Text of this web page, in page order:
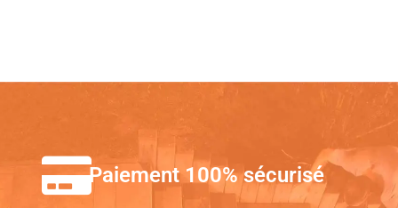
Paiement 100% sécurisé